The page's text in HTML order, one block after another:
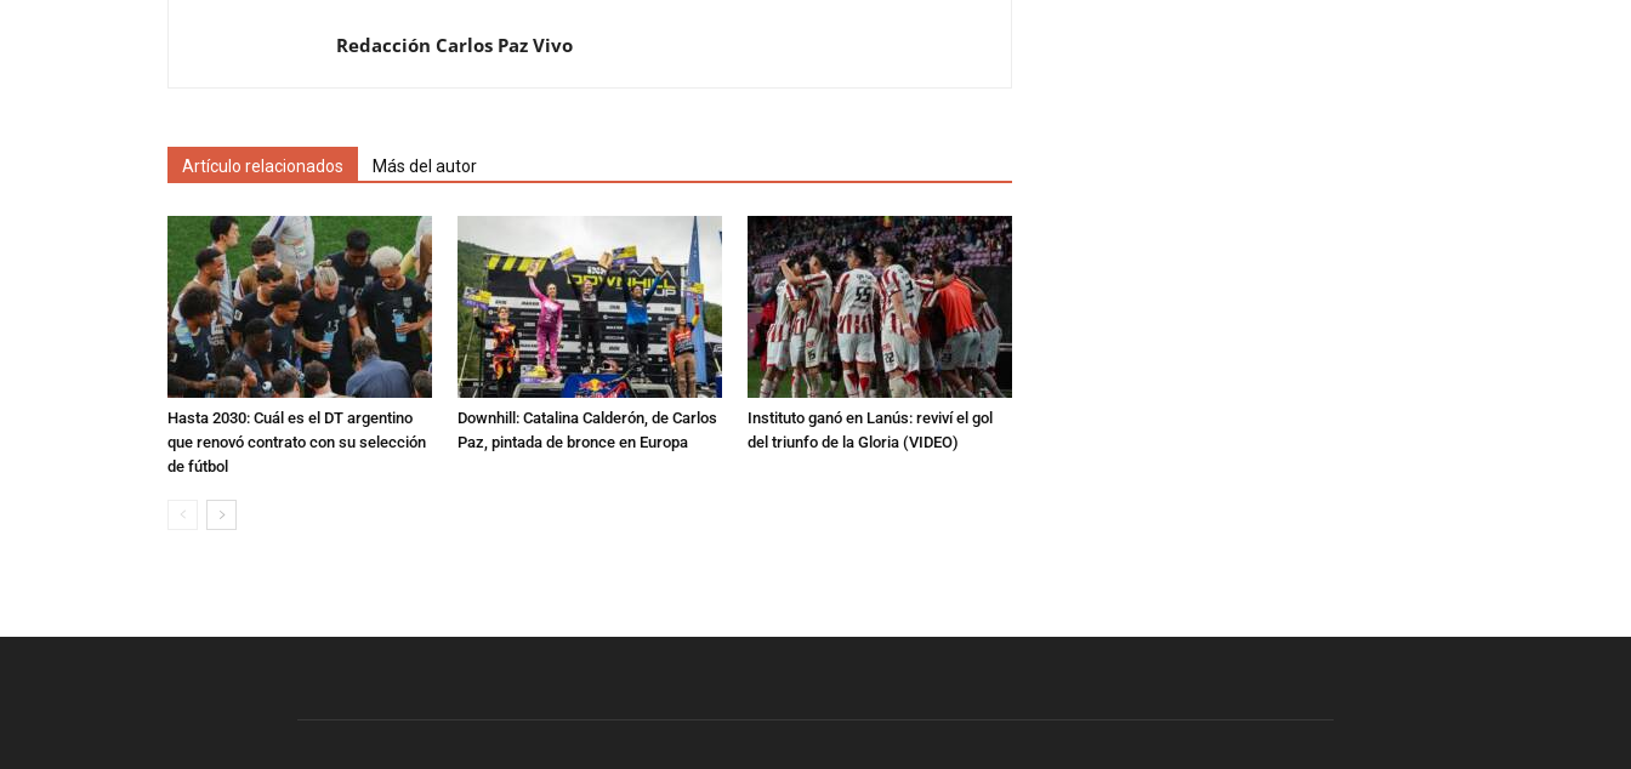
Redacción Carlos Paz Vivo
Artículo relacionados Más del autor
Hasta 2030: Cuál es el DT argentino
que renovó contrato con su selección
de fútbol
Downhill: Catalina Calderón, de Carlos
Paz, pintada de bronce en Europa
Instituto ganó en Lanús: reviví el gol
del triunfo de la Gloria (VIDEO)